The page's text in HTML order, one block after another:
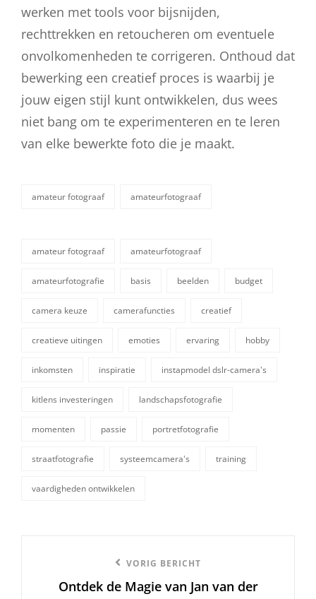
werken met tools voor bijsnijden,
rechttrekken en retoucheren om eventuele
onvolkomenheden te corrigeren. Onthoud dat
bewerking een creatief proces is waarbij je
jouw eigen stijl kunt ontwikkelen, dus wees
niet bang om te experimenteren en te leren
van elke bewerkte foto die je maakt.
amateur fotograaf amateurfotograaf
amateur fotograaf amateurfotograaf
amateurfotografie basis beelden budget
camera keuze camerafuncties creatief
creatieve uitingen emoties ervaring hobby
inkomsten inspiratie instapmodel dslr-camera's
kitlens investeringen landschapsfotografie
momenten passie portretfotografie
straatfotografie systeemcamera's training
vaardigheden ontwikkelen
bericht
VORIG BERICHT
Ontdek de Magie van Jan van der